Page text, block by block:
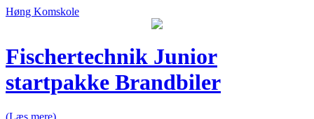
Høng Komskole
Fischertechnik Junior
startpakke Brandbiler
(Læs mere)